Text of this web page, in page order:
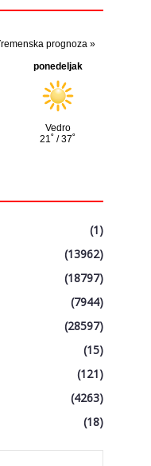
(1)
(13962)
(18797)
(7944)
(28597)
(15)
(121)
(4263)
(18)